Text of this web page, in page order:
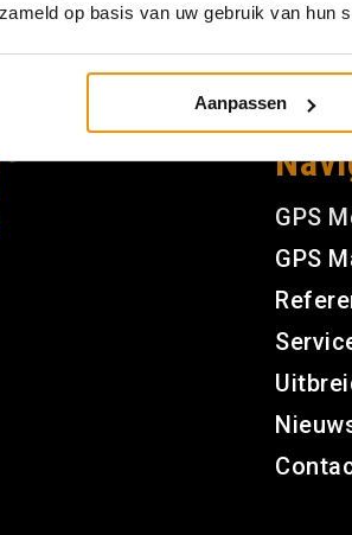
op basis van uw gebruik van hun
Aanpassen
GPS
GPS